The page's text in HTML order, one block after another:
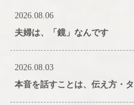
2026.08.06
夫婦は、「鏡」なんです
2026.08.03
本音を話すことは、伝え方・